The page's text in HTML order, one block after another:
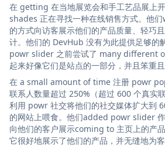
在 getting 在当地展览会和手工艺品展上
shades 正在寻找一种在线销售方式。他
的方式向访客展示他们的产品质量、轻巧
计。他们的 DevHub 没有为此提供足够的
powr slider 之前尝试了 many different
起来好像它们是站点的一部分，并且笨重且
在 a small amount of time 注册 powr
联系人数量超过 250%（超过 600 个真实
利用 powr 社交将他们的社交媒体扩大到
的网站上喂食。他们added powr slider
向他们的客户展示coming to 主页上的产品
它很好地展示了他们的产品，并无缝地为